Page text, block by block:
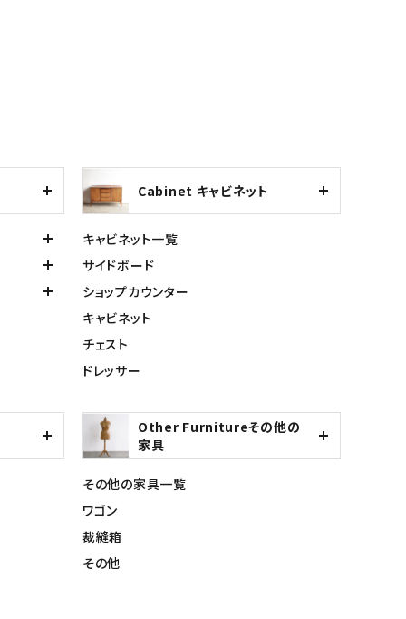
Cabinet キャビネット
キャビネット一覧
サイドボード
ショップカウンター
キャビネット
チェスト
ドレッサー
Other Furnitureその他の
家具
その他の家具一覧
ワゴン
裁縫箱
その他